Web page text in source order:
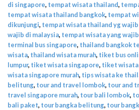
di singapore, tempat wisata thailand,
tempat wisata thailand bangkok, tempat
dikunjungi, tempat wisata thailand yg
wajib di malaysia, tempat wisata yang
terminal bus singapore, thailand bangkok
wisata, thailand wisata murah, tiket bus
lumpur, tiket wisata singapore, tiket wisata
wisata singapore murah, tips wisata ke
belitung, tour and travel lombok, tour and
travel singapore murah, tour bali lombok,
bali paket, tour bangka belitung, tour